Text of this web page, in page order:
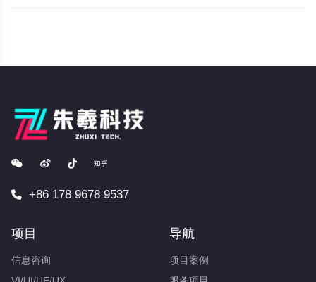
+86 178 9678 9537
项目
信息咨询
导航
项目案例